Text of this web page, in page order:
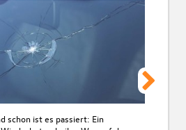
schon ist es passiert: Ein